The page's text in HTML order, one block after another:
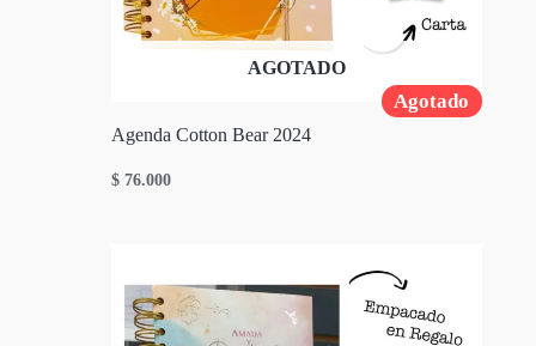
Agotado
AGOTADO
Agenda Cotton Bear 2024
$ 76.000